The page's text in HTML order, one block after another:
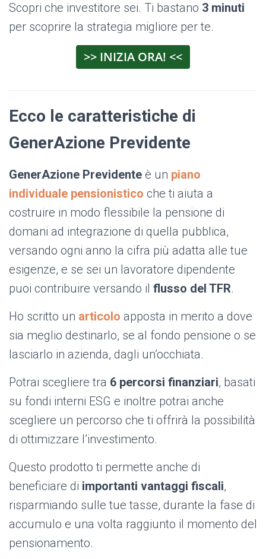
Scopri che investitore sei. Ti bastano 3 minuti
per scoprire la strategia migliore per te.
>> INIZIA ORA! <<
Ecco le caratteristiche di
GenerAzione Previdente
GenerAzione Previdente è un piano
individuale pensionistico che ti aiuta a
costruire in modo flessibile la pensione di
domani ad integrazione di quella pubblica,
versando ogni anno la cifra più adatta alle tue
esigenze, e se sei un lavoratore dipendente
puoi contribuire versando il flusso del TFR.
Ho scritto un articolo apposta in merito a dove
sia meglio destinarlo, se al fondo pensione o se
lasciarlo in azienda, dagli un’occhiata.
Potrai scegliere tra 6 percorsi finanziari, basati
su fondi interni ESG e inoltre potrai anche
scegliere un percorso che ti offrirà la possibilità
di ottimizzare l’investimento.
Questo prodotto ti permette anche di
beneficiare di importanti vantaggi fiscali,
risparmiando sulle tue tasse, durante la fase di
accumulo e una volta raggiunto il momento del
pensionamento.